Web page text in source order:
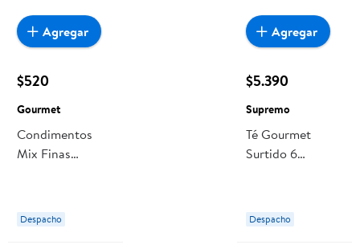
$520
Gourmet
Condimentos
Mix Finas
Despacho
Agregar
$5.390
Supremo
Té Gourmet
Surtido 6
Despacho
Agregar